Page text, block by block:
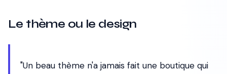
Le thème ou le design
"Un beau thème n'a jamais fait une boutique qui